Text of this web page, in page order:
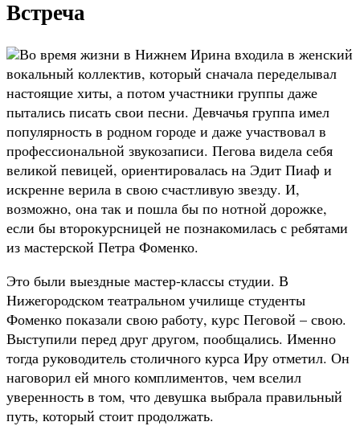
Встреча
Во время жизни в Нижнем Ирина входила в женский
вокальный коллектив, который сначала переделывал
настоящие хиты, а потом участники группы даже
пытались писать свои песни. Девчачья группа имел
популярность в родном городе и даже участвовал в
профессиональной звукозаписи. Пегова видела себя
великой певицей, ориентировалась на Эдит Пиаф и
искренне верила в свою счастливую звезду. И,
возможно, она так и пошла бы по нотной дорожке,
если бы второкурсницей не познакомилась с ребятами
из мастерской Петра Фоменко.
Это были выездные мастер-классы студии. В
Нижегородском театральном училище студенты
Фоменко показали свою работу, курс Пеговой – свою.
Выступили перед друг другом, пообщались. Именно
тогда руководитель столичного курса Иру отметил. Он
наговорил ей много комплиментов, чем вселил
уверенность в том, что девушка выбрала правильный
путь, который стоит продолжать.